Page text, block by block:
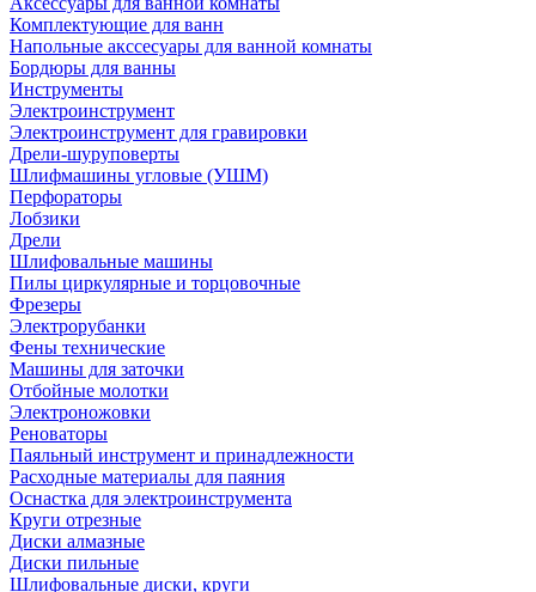
Комплектующие для ванн
Напольные акссесуары для ванной комнаты
Бордюры для ванны
Инструменты
Электроинструмент
Электроинструмент для гравировки
Дрели-шуруповерты
Шлифмашины угловые (УШМ)
Перфораторы
Лобзики
Дрели
Шлифовальные машины
Пилы циркулярные и торцовочные
Фрезеры
Электрорубанки
Фены технические
Машины для заточки
Отбойные молотки
Электроножовки
Реноваторы
Паяльный инструмент и принадлежности
Расходные материалы для паяния
Оснастка для электроинструмента
Круги отрезные
Диски алмазные
Диски пильные
Шлифовальные диски, круги